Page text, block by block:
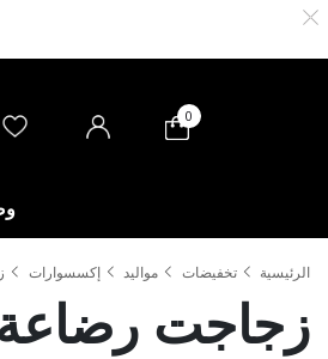
0
الرئيسية تخفيضات مواليد إكسسوارات
زجاجت رضاعة